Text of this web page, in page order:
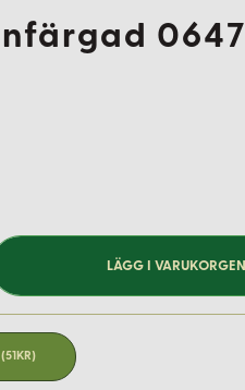
0647
LÄGG I VARUKORGEN